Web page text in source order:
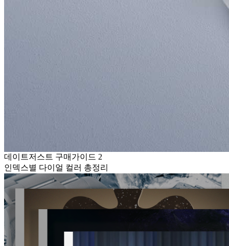
데이트저스트 구매가이드 2
인덱스별 다이얼 컬러 총정리